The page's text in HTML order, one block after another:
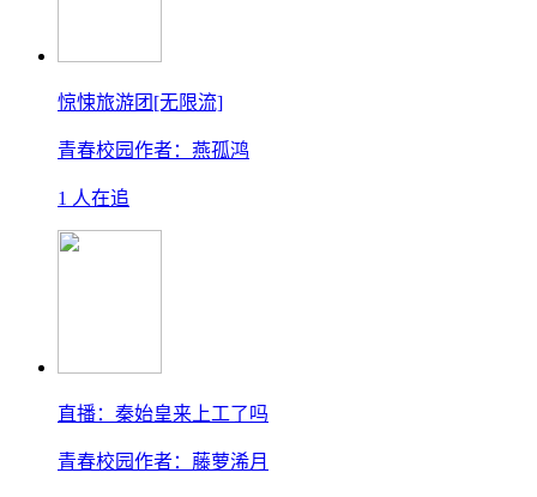
惊悚旅游团[无限流]
青春校园作者：燕孤鸿
1 人在追
直播：秦始皇来上工了吗
青春校园作者：藤萝浠月